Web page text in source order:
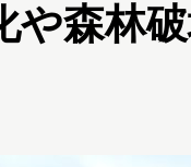
や森林